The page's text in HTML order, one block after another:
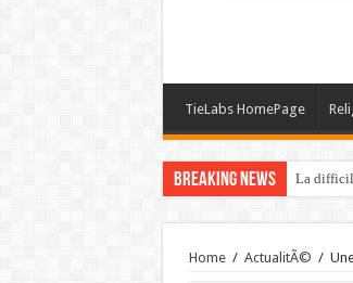
TieLabs HomePage
Breaking News La
Home / ActualitÃ© /